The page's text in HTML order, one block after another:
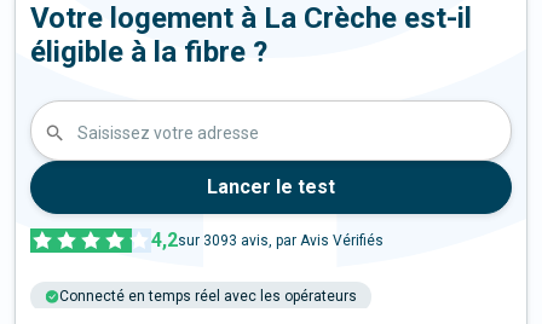
Votre logement à La Crèche est-il
éligible à la fibre ?
Saisissez votre adresse
Lancer le test
4,2sur 3093 avis, par Avis Vérifiés
Connecté en temps réel avec les opérateurs